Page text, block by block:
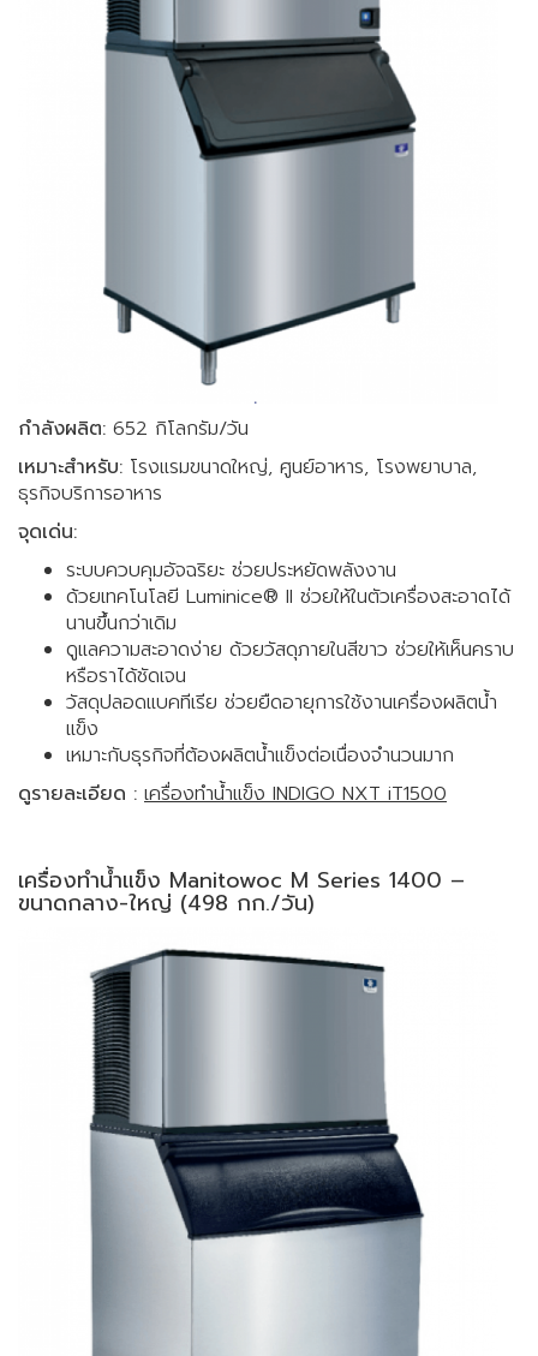
กำลังผลิต: 652 กิโลกรัม/วัน
เหมาะสำหรับ: โรงแรมขนาดใหญ่, ศูนย์อาหาร, โรงพยาบาล,
ธุรกิจบริการอาหาร
จุดเด่น:
ระบบควบคุมอัจฉริยะ ช่วยประหยัดพลังงาน
ด้วยเทคโนโลยี Luminice® II ช่วยให้ในตัวเครื่องสะอาดได้
นานขึ้นกว่าเดิม
ดูแลความสะอาดง่าย ด้วยวัสดุภายในสีขาว ช่วยให้เห็นคราบ
หรือราได้ชัดเจน
วัสดุปลอดแบคทีเรีย ช่วยยืดอายุการใช้งานเครื่องผลิตน้ำ
แข็ง
เหมาะกับธุรกิจที่ต้องผลิตน้ำแข็งต่อเนื่องจำนวนมาก
ดูรายละเอียด : เครื่องทำน้ำแข็ง INDIGO NXT iT1500
เครื่องทำน้ำแข็ง Manitowoc M Series 1400 –
ขนาดกลาง-ใหญ่ (498 กก./วัน)